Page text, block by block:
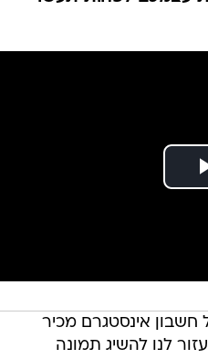
חשבון אינסטגרם מכיר
לנו להשיג תמונה